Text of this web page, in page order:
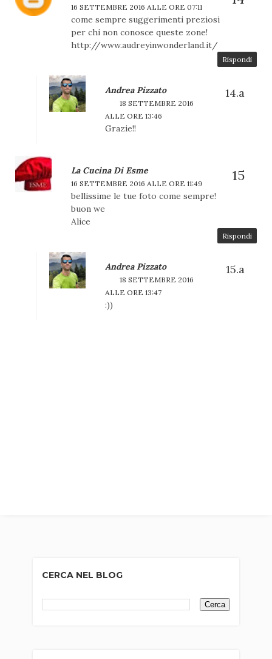
16 SETTEMBRE 2016 ALLE ORE 07:11
come sempre suggerimenti preziosi
per chi non conosce queste zone!
http://www.audreyinwonderland.it/
Rispondi
Andrea Pizzato
18 SETTEMBRE 2016
ALLE ORE 13:46
Grazie!!
La Cucina Di Esme
16 SETTEMBRE 2016 ALLE ORE 11:49
bellissime le tue foto come sempre!
buon we
Alice
Rispondi
Andrea Pizzato
18 SETTEMBRE 2016
ALLE ORE 13:47
:))
CERCA NEL BLOG